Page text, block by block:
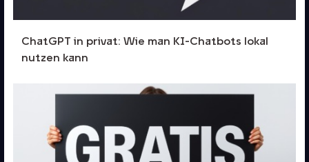
ChatGPT in privat: Wie man KI-Chatbots lokal
nutzen kann